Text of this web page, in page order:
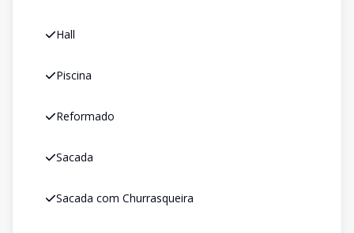
Hall
Piscina
Reformado
Sacada
Sacada com Churrasqueira